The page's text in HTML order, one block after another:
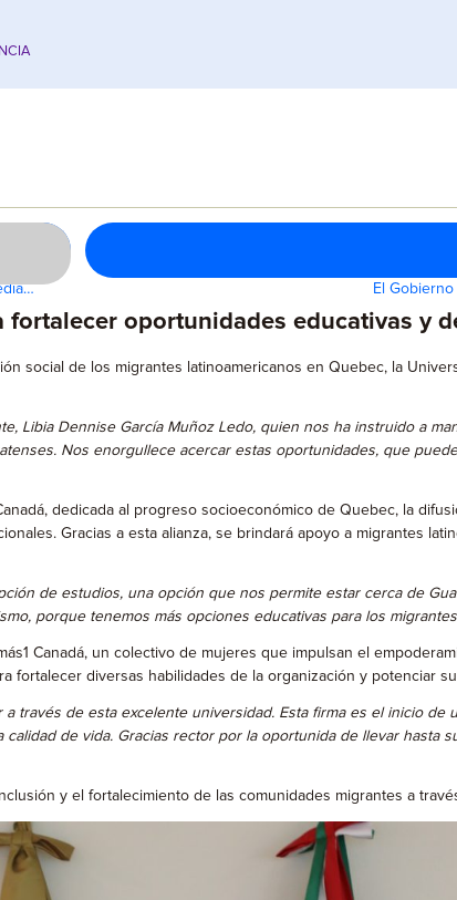
El
oportunidades educativas y
social de los migrantes latinoamericanos en Quebec, la
Libia Dennise García Muñoz Ledo, quien nos ha instruido a
Nos enorgullece acercar estas oportunidades, que
dedicada al progreso socioeconómico de Quebec, la
Gracias a esta alianza, se brindará apoyo a migrantes
de estudios, una opción que nos permite estar cerca de
porque tenemos más opciones educativas para los
Canadá, un colectivo de mujeres que impulsan el
fortalecer diversas habilidades de la organización y potenciar
través de esta excelente universidad. Esta firma es el inicio
de vida. Gracias rector por la oportunida de llevar hasta
y el fortalecimiento de las comunidades migrantes a